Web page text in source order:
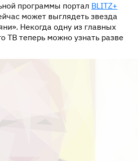
программы портал BLITZ+
может выглядеть звезда
Некогда одну из главных
ТВ теперь можно узнать разве